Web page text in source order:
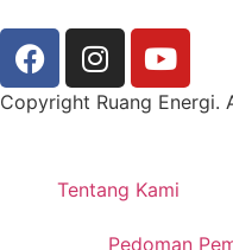
Copyright Ruang Energi.
Tentang Kami
Pedoman